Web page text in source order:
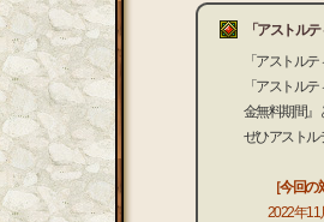
「アストル
「アストル
「アストル
金無料期間』
ぜひアストル
［今回
2022年11